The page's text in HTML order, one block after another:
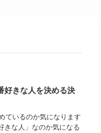
好きな人を決める決
ているのか気になります
きな人」なのか気になる